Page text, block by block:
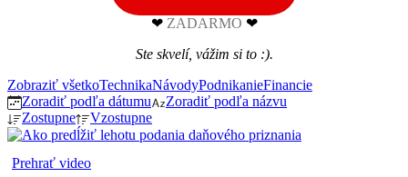
❤ ZADARMO ❤
Ste skvelí, vážim si to :).
Zobraziť všetkoTechnikaNávodyPodnikanieFinancie
Zoradiť podľa dátumu
Zoradiť podľa názvu
Zostupne
Vzostupne
Prehrať video